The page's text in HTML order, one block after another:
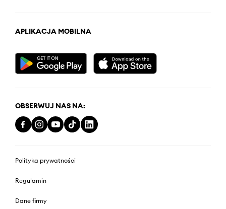
APLIKACJA MOBILNA
OBSERWUJ NAS NA:
Polityka prywatności
Regulamin
Dane firmy